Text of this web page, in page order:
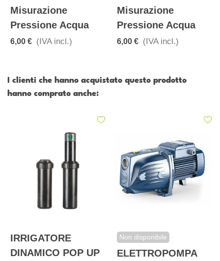
Misurazione
Pressione Acqua
6,00 € (IVA incl.)
Misurazione
Pressione Acqua
6,00 € (IVA incl.)
I clienti che hanno acquistato questo prodotto
hanno comprato anche:
IRRIGATORE
DINAMICO POP UP
Non disponibile
ELETTROPOMPA